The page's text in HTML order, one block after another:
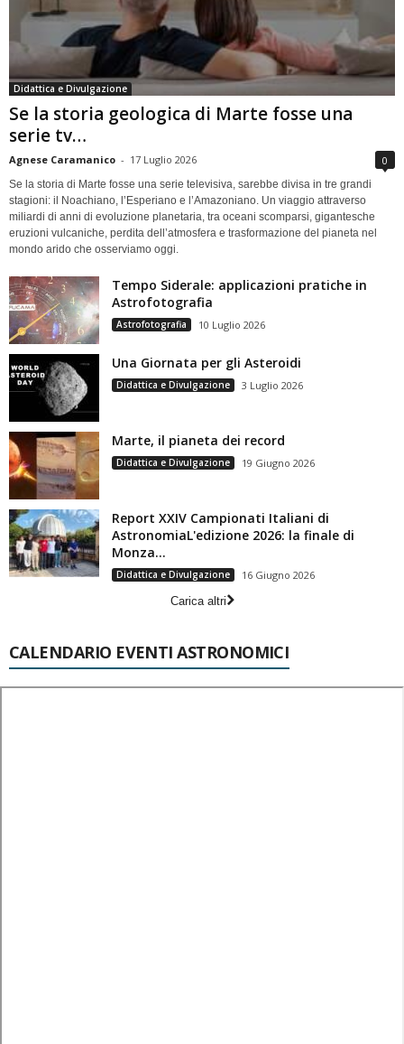
Didattica e Divulgazione
Se la storia geologica di Marte fosse una
serie tv…
Agnese Caramanico - 17 Luglio 2026 0
Se la storia di Marte fosse una serie televisiva, sarebbe divisa in tre grandi
stagioni: il Noachiano, l’Esperiano e l’Amazoniano. Un viaggio attraverso
miliardi di anni di evoluzione planetaria, tra oceani scomparsi, gigantesche
eruzioni vulcaniche, perdita dell’atmosfera e trasformazione del pianeta nel
mondo arido che osserviamo oggi.
Tempo Siderale: applicazioni pratiche in
Astrofotografia
Astrofotografia 10 Luglio 2026
Una Giornata per gli Asteroidi
Didattica e Divulgazione 3 Luglio 2026
Marte, il pianeta dei record
Didattica e Divulgazione 19 Giugno 2026
Report XXIV Campionati Italiani di
AstronomiaL'edizione 2026: la finale di
Monza...
Didattica e Divulgazione
16 Giugno 2026
Carica altri
CALENDARIO EVENTI ASTRONOMICI